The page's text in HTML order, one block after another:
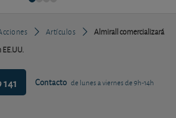
Artículos
Almirall comercializará
Contacto de lunes a viernes de 9h-14h